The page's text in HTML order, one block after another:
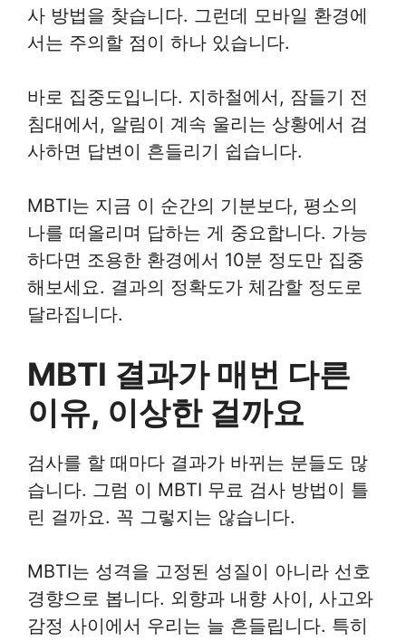
사 방법을 찾습니다. 그런데 모바일 환경에
서는 주의할 점이 하나 있습니다.
바로 집중도입니다. 지하철에서, 잠들기 전
침대에서, 알림이 계속 울리는 상황에서 검
사하면 답변이 흔들리기 쉽습니다.
MBTI는 지금 이 순간의 기분보다, 평소의
나를 떠올리며 답하는 게 중요합니다. 가능
하다면 조용한 환경에서 10분 정도만 집중
해보세요. 결과의 정확도가 체감할 정도로
달라집니다.
MBTI 결과가 매번 다른
이유, 이상한 걸까요
검사를 할 때마다 결과가 바뀌는 분들도 많
습니다. 그럼 이 MBTI 무료 검사 방법이 틀
린 걸까요. 꼭 그렇지는 않습니다.
MBTI는 성격을 고정된 성질이 아니라 선호
경향으로 봅니다. 외향과 내향 사이, 사고와
감정 사이에서 우리는 늘 흔들립니다. 특히